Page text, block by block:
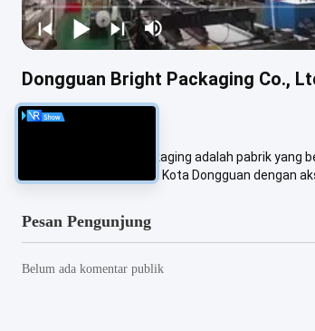
Dongguan Bright Packaging Co.,
28 pandangan
1.Dongguan Bright Packaging adalah pabrik
androll.kami berlokasi di Kota Dongguan dengan
Pesan Pengunjung
Belum ada komentar publik